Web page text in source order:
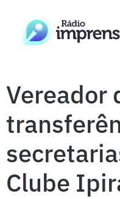
Vereador
Clube